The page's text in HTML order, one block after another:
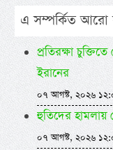
এ সম্পর্কিত আরো
প্রতিরক্ষা
ইরানের
০৭ আগস্ট, ২০২৬
হুতিদের
০৭ আগস্ট, ২০২৬